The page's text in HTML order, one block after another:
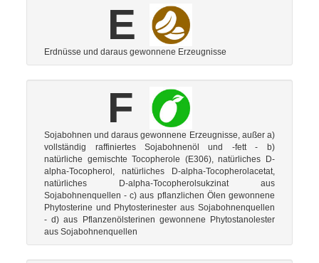
E
Erdnüsse und daraus gewonnene Erzeugnisse
F
Sojabohnen und daraus gewonnene Erzeugnisse, außer a)
vollständig raffiniertes Sojabohnenöl und -fett - b)
natürliche gemischte Tocopherole (E306), natürliches D-
alpha-Tocopherol, natürliches D-alpha-Tocopherolacetat,
natürliches D-alpha-Tocopherolsukzinat aus
Sojabohnenquellen - c) aus pflanzlichen Ölen gewonnene
Phytosterine und Phytosterinester aus Sojabohnenquellen
- d) aus Pflanzenölsterinen gewonnene Phytostanolester
aus Sojabohnenquellen